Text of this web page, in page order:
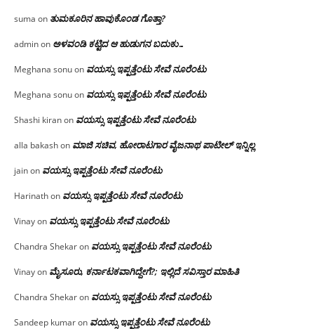
suma on ತುಮಕೂರಿನ ಹಾವುಕೊಂಡ ಗೊತ್ತಾ?
adminon ಅಳವಂಡಿ ಕಟ್ಟಿದ ಆ ಹುಡುಗನ ಬದುಕು…
Meghana sonuon ವಯಸ್ಸು ಇಪ್ಪತ್ತೆಂಟು ಸೇವೆ ನೂರೆಂಟು
Meghana sonuon ವಯಸ್ಸು ಇಪ್ಪತ್ತೆಂಟು ಸೇವೆ ನೂರೆಂಟು
Shashi kiranon ವಯಸ್ಸು ಇಪ್ಪತ್ತೆಂಟು ಸೇವೆ ನೂರೆಂಟು
alla bakashon ಮಾಜಿ ಸಚಿವ, ಹೋರಾಟಗಾರ ವೈಜನಾಥ ಪಾಟೀಲ್ ಇನ್ನಿಲ್ಲ
jainon ವಯಸ್ಸು ಇಪ್ಪತ್ತೆಂಟು ಸೇವೆ ನೂರೆಂಟು
Harinathon ವಯಸ್ಸು ಇಪ್ಪತ್ತೆಂಟು ಸೇವೆ ನೂರೆಂಟು
Vinayon ವಯಸ್ಸು ಇಪ್ಪತ್ತೆಂಟು ಸೇವೆ ನೂರೆಂಟು
Chandra Shekaron ವಯಸ್ಸು ಇಪ್ಪತ್ತೆಂಟು ಸೇವೆ ನೂರೆಂಟು
Vinayon ಮೈಸೂರು, ಕರ್ನಾಟಕವಾಗಿದ್ದೇಗೆ?; ಇಲ್ಲಿದೆ ಸವಿಸ್ತಾರ ಮಾಹಿತಿ
Chandra Shekaron ವಯಸ್ಸು ಇಪ್ಪತ್ತೆಂಟು ಸೇವೆ ನೂರೆಂಟು
Sandeep kumaron ವಯಸ್ಸು ಇಪ್ಪತ್ತೆಂಟು ಸೇವೆ ನೂರೆಂಟು